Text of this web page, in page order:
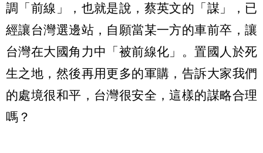
調「前線」，也就是說，蔡英文的「謀」，已
經讓台灣選邊站，自願當某一方的車前卒，讓
台灣在大國角力中「被前線化」。置國人於死
生之地，然後再用更多的軍購，告訴大家我們
的處境很和平，台灣很安全，這樣的謀略合理
嗎？